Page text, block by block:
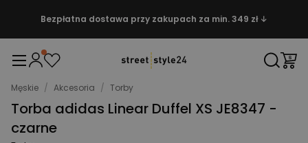
Bezpłatna dostawa przy zakupach za min. 349 zł ↓
Męskie / Akcesoria / Torby
Torba adidas Linear Duffel XS JE8347 -
czarne